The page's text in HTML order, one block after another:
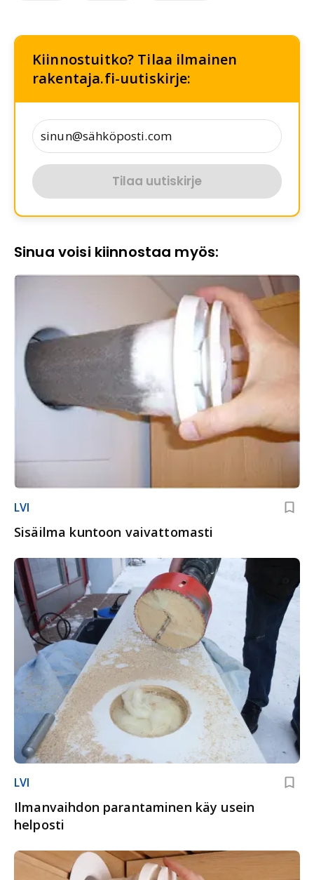
Kiinnostuitko? Tilaa ilmainen
rakentaja.fi-uutiskirje:
Tilaa uutiskirje
Sinua voisi kiinnostaa myös:
LVI
Sisäilma kuntoon vaivattomasti
LVI
Ilmanvaihdon parantaminen käy usein
helposti